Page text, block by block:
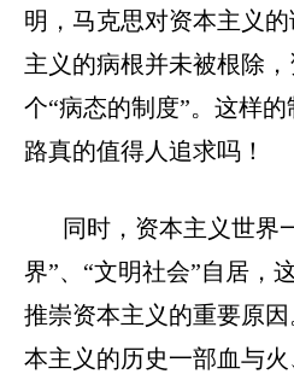
明，马克思对资本主义
主义的病根并未被根除
个“病态的制度”。这样
路真的值得人追求吗！
同时，资本主义世界
界”、“文明社会”自居，
推崇资本主义的重要原
本主义的历史一部血与